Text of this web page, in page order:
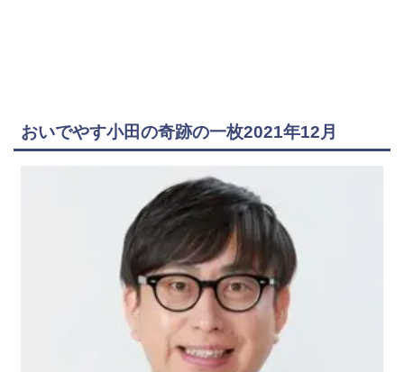
おいでやす小田の奇跡の一枚2021年12月